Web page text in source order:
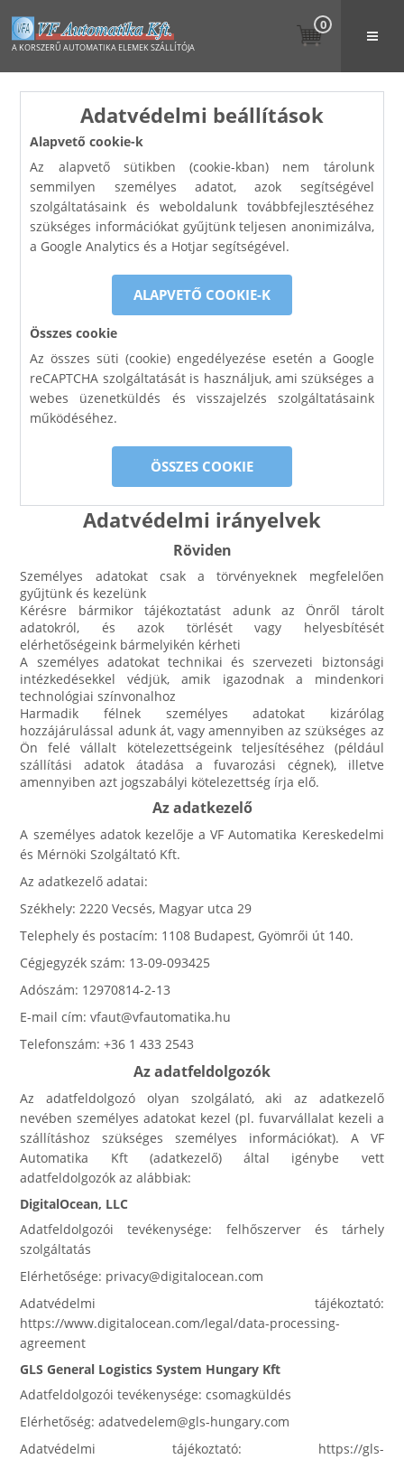
A KORSZERŰ AUTOMATIKA ELEMEK SZÁLLÍTÓJA
0
Adatvédelmi beállítások
Alapvető cookie-k
Az alapvető sütikben (cookie-kban) nem tárolunk
semmilyen személyes adatot, azok segítségével
szolgáltatásaink és weboldalunk továbbfejlesztéséhez
szükséges információkat gyűjtünk teljesen anonimizálva,
a Google Analytics és a Hotjar segítségével.
ALAPVETŐ COOKIE-K
Összes cookie
Az összes süti (cookie) engedélyezése esetén a Google
reCAPTCHA szolgáltatását is használjuk, ami szükséges a
webes üzenetküldés és visszajelzés szolgáltatásaink
működéséhez.
ÖSSZES COOKIE
Adatvédelmi irányelvek
Röviden
Személyes adatokat csak a törvényeknek megfelelően
gyűjtünk és kezelünk
Kérésre bármikor tájékoztatást adunk az Önről tárolt
adatokról, és azok törlését vagy helyesbítését
elérhetőségeink bármelyikén kérheti
A személyes adatokat technikai és szervezeti biztonsági
intézkedésekkel védjük, amik igazodnak a mindenkori
technológiai színvonalhoz
Harmadik félnek személyes adatokat kizárólag
hozzájárulással adunk át, vagy amennyiben az szükséges az
Ön felé vállalt kötelezettségeink teljesítéséhez (például
szállítási adatok átadása a fuvarozási cégnek), illetve
amennyiben azt jogszabályi kötelezettség írja elő.
Az adatkezelő
A személyes adatok kezelője a VF Automatika Kereskedelmi
és Mérnöki Szolgáltató Kft.
Az adatkezelő adatai:
Székhely: 2220 Vecsés, Magyar utca 29
Telephely és postacím: 1108 Budapest, Gyömrői út 140.
Cégjegyzék szám: 13-09-093425
Adószám: 12970814-2-13
E-mail cím: vfaut@vfautomatika.hu
Telefonszám: +36 1 433 2543
Az adatfeldolgozók
Az adatfeldolgozó olyan szolgálató, aki az adatkezelő
nevében személyes adatokat kezel (pl. fuvarvállalat kezeli a
szállításhoz szükséges személyes információkat). A VF
Automatika Kft (adatkezelő) által igénybe vett
adatfeldolgozók az alábbiak:
DigitalOcean, LLC
Adatfeldolgozói tevékenysége: felhőszerver és tárhely
szolgáltatás
Elérhetősége: privacy@digitalocean.com
Adatvédelmi tájékoztató:
https://www.digitalocean.com/legal/data-processing-
agreement
GLS General Logistics System Hungary Kft
Adatfeldolgozói tevékenysége: csomagküldés
Elérhetőség: adatvedelem@gls-hungary.com
Adatvédelmi tájékoztató: https://gls-